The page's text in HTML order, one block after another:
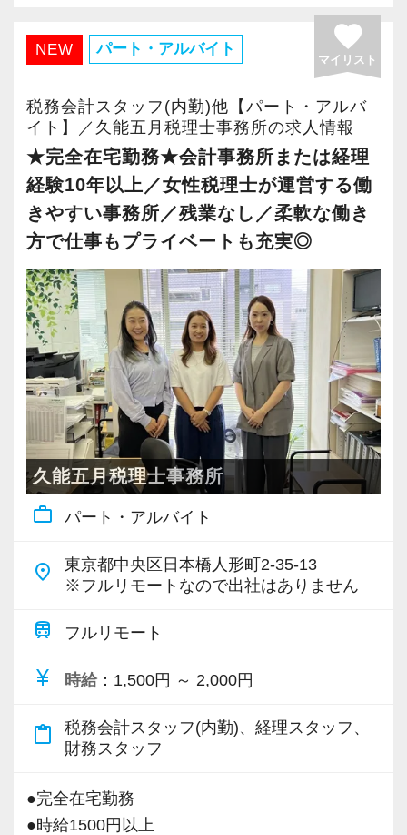
・将来的にマネジメントに関わりたい方
＜まずはカジュアル面談へ＞
・事前に気軽な面談を実施
・仕事内容やキャリアを相談可
・ざっくばらんに質問OK
・納得後に選考へ進めます
・入社時期は柔軟に対応
・半年～1年の調整も可能
まずはカジュアル面談からでも歓迎です
「応募する」からお気軽にご連絡ください。
・有給取得率90％以上
・繁忙期も月30～40h程度
・男性の育休取得率100％
・テレワーク導入済み
・全席デュアルモニタ完備
＜幅広い経験・成長環境＞
・9割が紹介の安定基盤
・一般企業～医療・学校法人まで対応
・個人～大企業まで幅広く経験可能
・税務顧問＋資産税に関与
・相続／事業承継／M&Aにも対応
＜成長中の税理士法人＞
・全国14拠点で事業展開
・従業員240名以上に拡大
・会計・税務・財務・労務まで対応
・書籍購入費／研修費は全額会社負担
・資格取得を目指す社員が多数
＜募集の背景＞
・事業拡大に伴う増員募集
・組織力強化に向けた採用
・将来の中核人材を募集
NEW パート・アルバイト favorite
マイリスト
税務会計スタッフ(内勤)他【パート・アルバ
イト】／久能五月税理士事務所の求人情報
★完全在宅勤務★会計事務所または経理
経験10年以上／女性税理士が運営する働
きやすい事務所／残業なし／柔軟な働き
方で仕事もプライベートも充実◎
久能五月税理士事務所
work_outline パート・アルバイト
place
東京都中央区日本橋人形町2-35-13
※フルリモートなので出社はありません
train フルリモート
currency_yen 時給 ：1,500円 ～ 2,000円
content_paste
税務会計スタッフ(内勤)、経理スタッフ、
財務スタッフ
●完全在宅勤務
●時給1500円以上